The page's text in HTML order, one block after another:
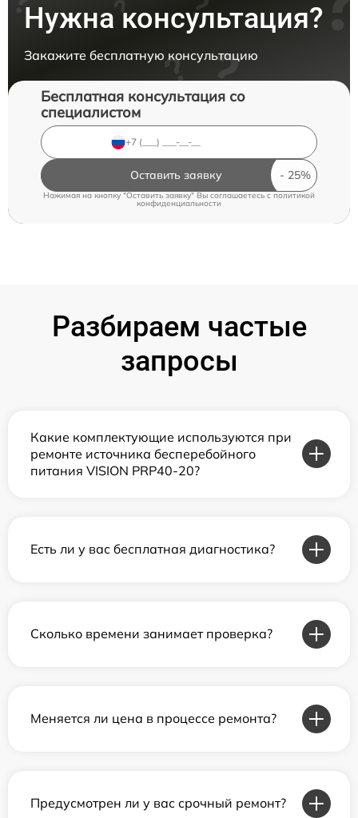
Нужна консультация?
Закажите бесплатную консультацию
Бесплатная консультация со
специалистом
Оставить заявку
Нажимая на кнопку "Оставить заявку" Вы соглашаетесь cполитикой
конфиденциальности
Разбираем частые
запросы
Какие комплектующие используются при
ремонте источника бесперебойного
питания VISION PRP40-20?
Есть ли у вас бесплатная диагностика?
Сколько времени занимает проверка?
Меняется ли цена в процессе ремонта?
Предусмотрен ли у вас срочный ремонт?